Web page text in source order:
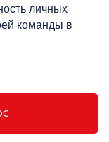
личных
команды в